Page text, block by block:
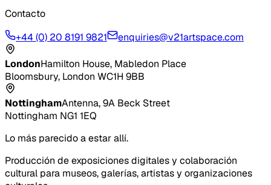
Contacto
+44 (0) 20 8191 9821
enquiries@v21artspace.com
LondonHamilton House, Mabledon Place
Bloomsbury, London WC1H 9BB
NottinghamAntenna, 9A Beck Street
Nottingham NG1 1EQ
Lo más parecido a estar allí.
Producción de exposiciones digitales y colaboración
cultural para museos, galerías, artistas y organizaciones